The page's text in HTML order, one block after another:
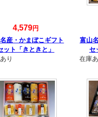
4,579円
産・かまぼこギフト
ット「きときと」
り
富山
セ
在庫